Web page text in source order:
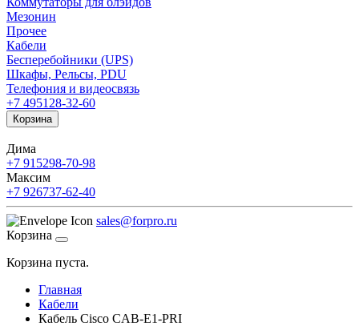
Мезонин
Прочее
Кабели
Бесперебойники (UPS)
Шкафы, Рельсы, PDU
Телефония и видеосвязь
+7 495128-32-60
Корзина
Дима
+7 915298-70-98
Максим
+7 926737-62-40
sales@forpro.ru
Корзина
Корзина пуста.
Главная
Кабели
Кабель Cisco CAB-E1-PRI